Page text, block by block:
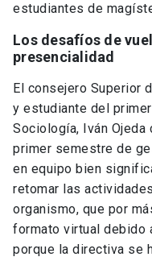
estudiantes de
Los desafíos de
presencialidad
El consejero Superior
y estudiante del
Sociología, Iván
primer semestre de
en equipo bien
retomar las
organismo, que por
formato virtual debido
porque la directiva se